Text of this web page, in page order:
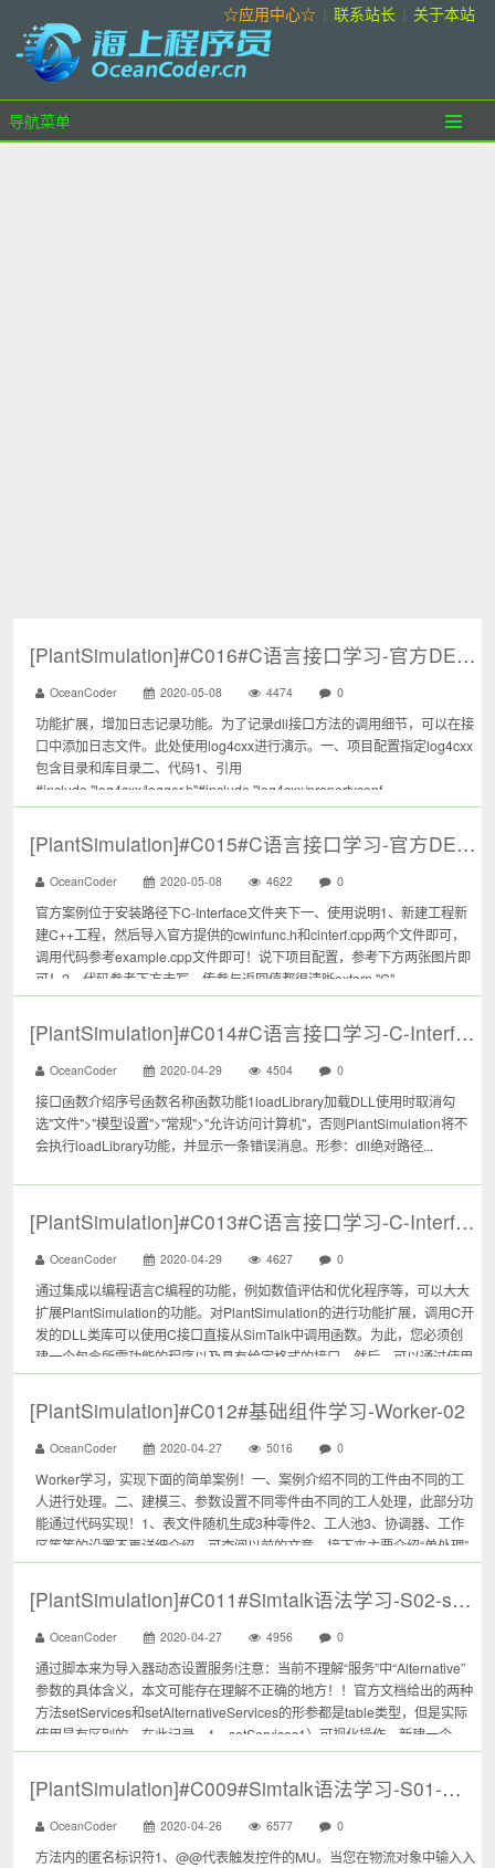
☆应用中心☆ 联系站长 关于本站
导航菜单
[PlantSimulation]#C016#C语言接口学习-官方DEMO功能扩展
OceanCoder 2020-05-08 4474 0
功能扩展，增加日志记录功能。为了记录dll接口方法的调用细节，可以在接
口中添加日志文件。此处使用log4cxx进行演示。一、项目配置指定log4cxx
包含目录和库目录二、代码1、引用
#include "log4cxx/logger.h"#include "log4cxx/propertyconf...
[PlantSimulation]#C015#C语言接口学习-官方DEMO
OceanCoder 2020-05-08 4622 0
官方案例位于安装路径下C-Interface文件夹下一、使用说明1、新建工程新
建C++工程，然后导入官方提供的cwinfunc.h和cinterf.cpp两个文件即可，
调用代码参考example.cpp文件即可！说下项目配置，参考下方两张图片即
可！2、代码参考下方去写，传参与返回值都很清晰extern "C" ...
[PlantSimulation]#C014#C语言接口学习-C-Interface-02
OceanCoder 2020-04-29 4504 0
接口函数介绍序号函数名称函数功能1loadLibrary加载DLL使用时取消勾
选"文件">"模型设置">"常规">"允许访问计算机"，否则PlantSimulation将不
会执行loadLibrary功能，并显示一条错误消息。形参：dll绝对路径...
[PlantSimulation]#C013#C语言接口学习-C-Interface-01
OceanCoder 2020-04-29 4627 0
通过集成以编程语言C编程的功能，例如数值评估和优化程序等，可以大大
扩展PlantSimulation的功能。对PlantSimulation的进行功能扩展，调用C开
发的DLL类库可以使用C接口直接从SimTalk中调用函数。为此，您必须创
建一个包含所需功能的程序以及具有给定格式的接口。然后，可以通过使用
loadLibrary方法加载C程序或DL...
[PlantSimulation]#C012#基础组件学习-Worker-02
OceanCoder 2020-04-27 5016 0
Worker学习，实现下面的简单案例！一、案例介绍不同的工件由不同的工
人进行处理。二、建模三、参数设置不同零件由不同的工人处理，此部分功
能通过代码实现！1、表文件随机生成3种零件2、工人池3、协调器、工作
区等等的设置不再详细介绍，可查阅以前的文章。接下来主要介绍“单处理”
4、若想实现零件A由工人A处理，零件B由工人B处理，零件C由工人C处
理，需要在...
[PlantSimulation]#C011#Simtalk语法学习-S02-setServices和setAlternativeServices
OceanCoder 2020-04-27 4956 0
通过脚本来为导入器动态设置服务!注意：当前不理解“服务”中“Alternative”
参数的具体含义，本文可能存在理解不正确的地方！！官方文档给出的两种
方法setServices和setAlternativeServices的形参都是table类型，但是实际
使用是有区别的，在此记录。1、setServices1）可视化操作，新建一个
TableFile...
[PlantSimulation]#C009#Simtalk语法学习-S01-匿名标识符
OceanCoder 2020-04-26 6577 0
方法内的匿名标识符1、@@代表触发控件的MU。当您在物流对象中输入入